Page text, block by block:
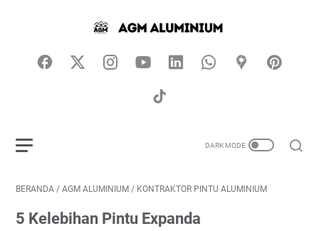
BERANDA / AGM ALUMINIUM / KONTRAKTOR PINTU ALUMINIUM
5 Kelebihan Pintu Expanda